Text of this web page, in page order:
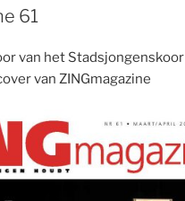
61
van het Stadsjongenskoor
van ZINGmagazine